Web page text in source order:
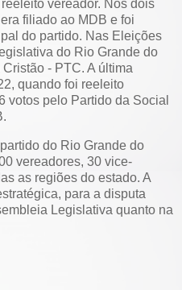
vereador. Nos dois
filiado ao MDB e foi
do partido. Nas Eleições
do Rio Grande do
- PTC. A última
quando foi reeleito
votos pelo Partido da Social
do Rio Grande do
vereadores, 30 vice-
as regiões do estado. A
para a disputa
Legislativa quanto na